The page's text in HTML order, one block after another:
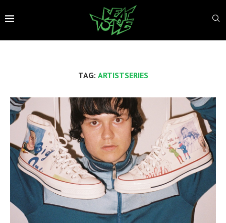
TAG: ARTISTSERIES